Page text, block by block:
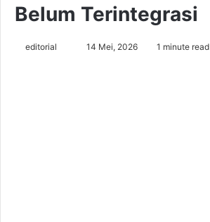
Belum Terintegrasi
editorial
Send14 Mei, 2026 1 minute read